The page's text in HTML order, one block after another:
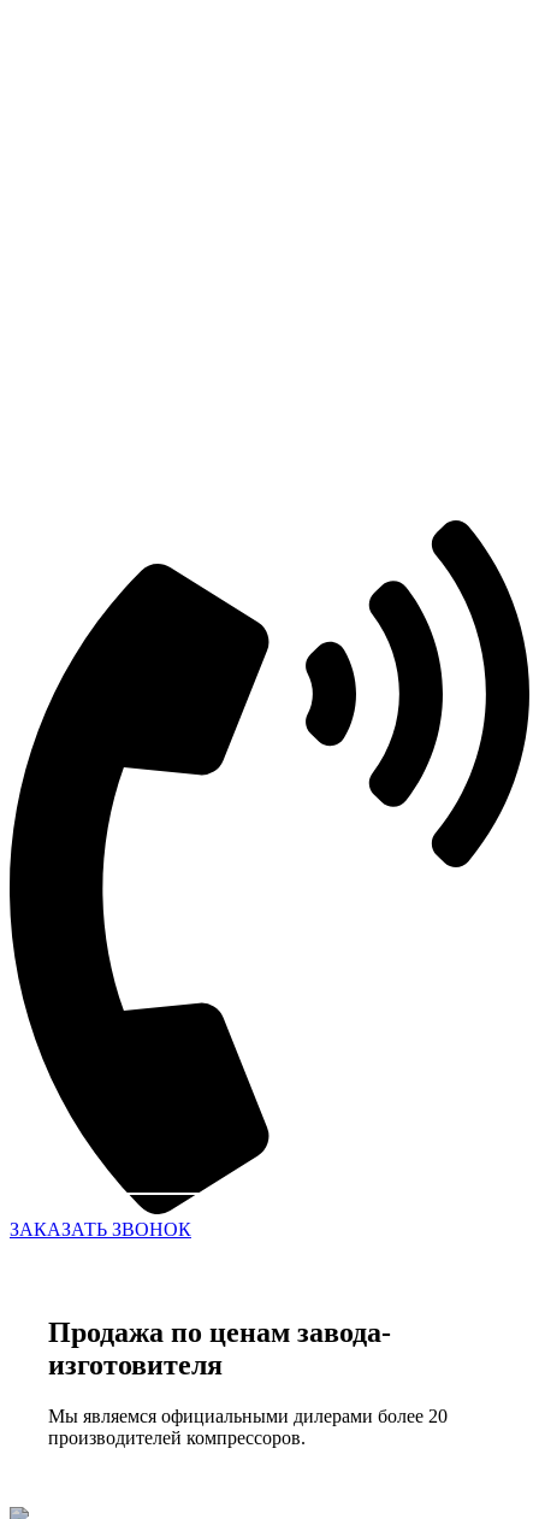
ЗАКАЗАТЬ ЗВОНОК
Продажа по ценам завода-
изготовителя
Мы являемся официальными дилерами более 20
производителей компрессоров.